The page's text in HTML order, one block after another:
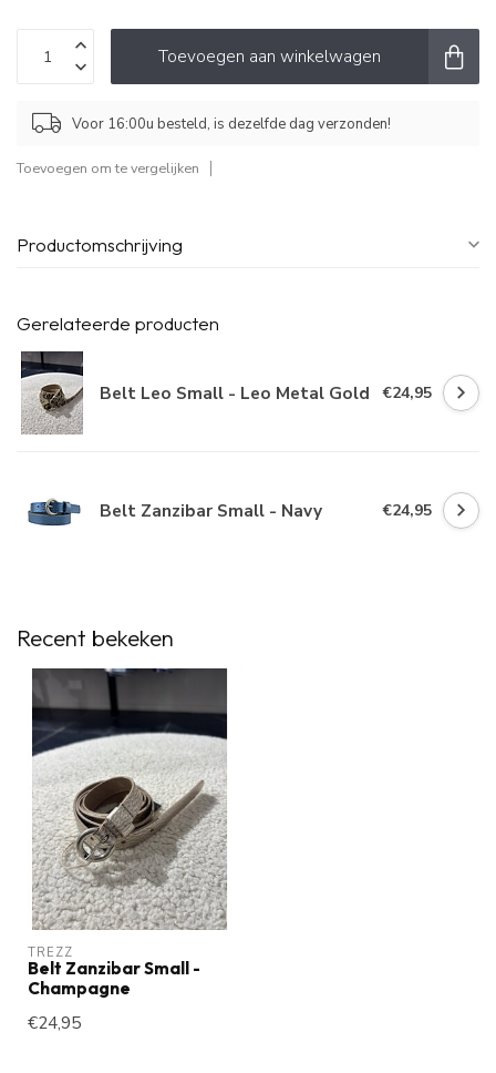
Toevoegen aan winkelwagen
Voor 16:00u besteld, is dezelfde dag verzonden!
Toevoegen om te vergelijken
Productomschrijving
Gerelateerde producten
Belt Leo Small - Leo Metal Gold €24,95
Belt Zanzibar Small - Navy €24,95
Recent bekeken
TREZZ
Belt Zanzibar Small -
Champagne
€24,95